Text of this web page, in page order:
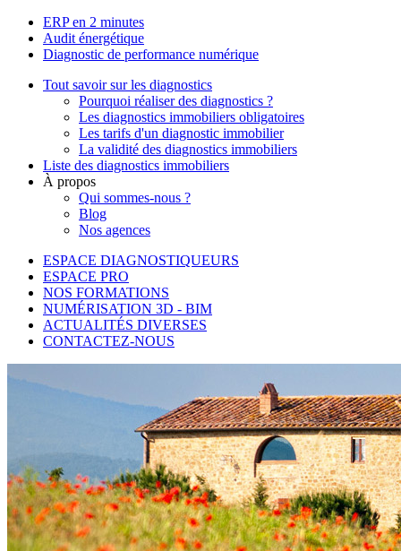
ERP en 2 minutes
Audit énergétique
Diagnostic de performance numérique
Tout savoir sur les diagnostics
Pourquoi réaliser des diagnostics ?
Les diagnostics immobiliers obligatoires
Les tarifs d'un diagnostic immobilier
La validité des diagnostics immobiliers
Liste des diagnostics immobiliers
À propos
Qui sommes-nous ?
Blog
Nos agences
ESPACE DIAGNOSTIQUEURS
ESPACE PRO
NOS FORMATIONS
NUMÉRISATION 3D - BIM
ACTUALITÉS DIVERSES
CONTACTEZ-NOUS